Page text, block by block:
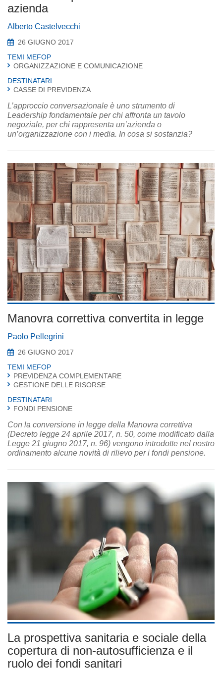
azienda
Alberto Castelvecchi
26 GIUGNO 2017
TEMI MEFOP
ORGANIZZAZIONE E COMUNICAZIONE
DESTINATARI
CASSE DI PREVIDENZA
L’approccio conversazionale è uno strumento di
Leadership fondamentale per chi affronta un tavolo
negoziale, per chi rappresenta un’azienda o
un’organizzazione con i media. In cosa si sostanzia?
Manovra correttiva convertita in legge
Paolo Pellegrini
26 GIUGNO 2017
TEMI MEFOP
PREVIDENZA COMPLEMENTARE
GESTIONE DELLE RISORSE
DESTINATARI
FONDI PENSIONE
Con la conversione in legge della Manovra correttiva
(Decreto legge 24 aprile 2017, n. 50, come modificato dalla
Legge 21 giugno 2017, n. 96) vengono introdotte nel nostro
ordinamento alcune novità di rilievo per i fondi pensione.
La prospettiva sanitaria e sociale della
copertura di non-autosufficienza e il
ruolo dei fondi sanitari